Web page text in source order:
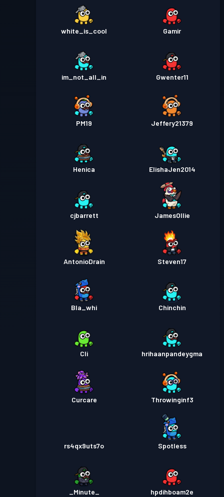
white_is_cool Gamir
im_not_all_in Gwenter11
PM19 Jeffery21379
Henica ElishaJen2014
cjbarrett JamesOllie
AntonioDrain Steven17
Bla_whi Chinchin
Cli hrihaanpandeygma
Curcare Throwinginf3
rs4qx9uts7o Spotless
_Minute_ hpdihboam2e